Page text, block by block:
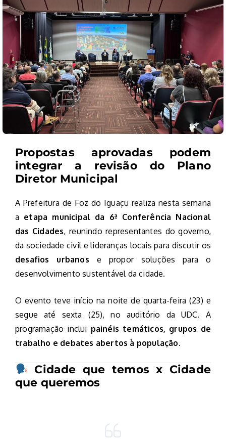
Propostas aprovadas podem
integrar a revisão do Plano
Diretor Municipal
A Prefeitura de Foz do Iguaçu realiza nesta semana
a etapa municipal da 6ª Conferência Nacional
das Cidades, reunindo representantes do governo,
da sociedade civil e lideranças locais para discutir os
desafios urbanos e propor soluções para o
desenvolvimento sustentável da cidade.
O evento teve início na noite de quarta-feira (23) e
segue até sexta (25), no auditório da UDC. A
programação inclui painéis temáticos, grupos de
trabalho e debates abertos à população.
Cidade que temos x Cidade
que queremos